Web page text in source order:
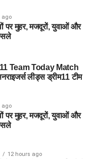
ago
पर मुहर, मजदूरों, युवाओं और
Team Today Match
लीड्स ड्रीम11 टीम
ago
पर मुहर, मजदूरों, युवाओं और
12 hours ago